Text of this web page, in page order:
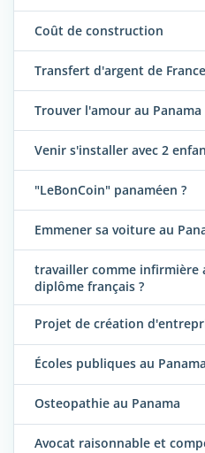
Coût de construction
Transfert d'argent de
Trouver l'amour au Panama
Venir s'installer avec 2
"LeBonCoin" panaméen ?
Emmener sa voiture au
travailler comme infirmière
diplôme français ?
Projet de création
Écoles publiques au Panama
Osteopathie au Panama
Avocat raisonnable et